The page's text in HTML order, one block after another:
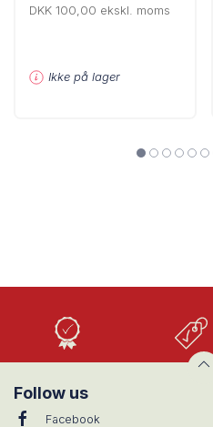
DKK 100,00 ekskl. moms
Ikke på lager
Kvalitet
Follow us
Facebook